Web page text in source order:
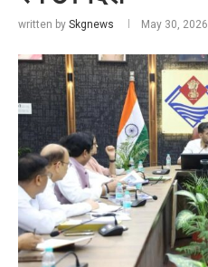
written by Skgnews May 30, 2026